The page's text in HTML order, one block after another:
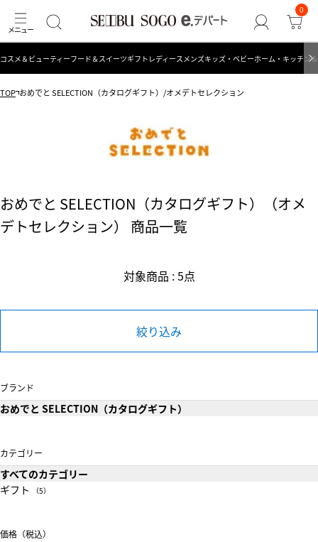
0
コスメ＆ビューティーフード＆スイーツギフト レディース メンズキッズ・ベビーホーム・キッチン
TOP おめでと SELECTION（カタログギフト）/オメデトセレクション
おめでと SELECTION（カタログギフト）（オメ
デトセレクション） 商品一覧
対象商品 : 5点
絞り込み
ブランド
おめでと SELECTION（カタログギフト）
カテゴリー
すべてのカテゴリー
ギフト
（5）
価格（税込）